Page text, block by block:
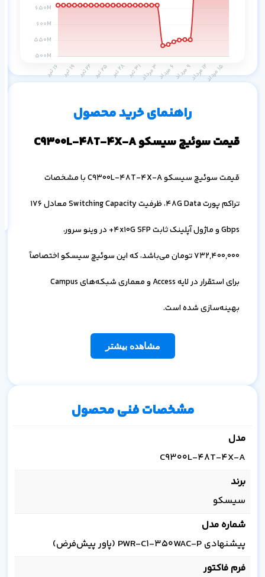
راهنمای خرید محصول
قیمت سوئیچ سیسکو C9300L-48T-4X-A
قیمت سوئیچ سیسکو C9300L-48T-4X-A با مشخصات
تراکم پورت 48G Data، ظرفیت Switching Capacity معادل 176
Gbps و ماژول آپلینک ثابت 4x10G SFP+ در وینو سرور،
732,400,000تومان می‌باشد، که این سوئیچ سیسکو اختصاصاً
برای استقرار در لایه Access و معماری شبکه‌های Campus
بهینه‌سازی شده است.
مشاهده بیشتر
مشخصات فنی محصول
مدل
C9300L-48T-4X-A
برند
سیسکو
شماره مدل
پیشنهادی PWR-C1-350WAC-P (پاور پیش‌فرض)
فرم فاکتور